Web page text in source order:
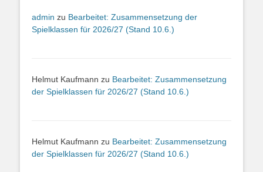
admin zu Bearbeitet: Zusammensetzung der
Spielklassen für 2026/27 (Stand 10.6.)
Helmut Kaufmann zu Bearbeitet: Zusammensetzung
der Spielklassen für 2026/27 (Stand 10.6.)
Helmut Kaufmann zu Bearbeitet: Zusammensetzung
der Spielklassen für 2026/27 (Stand 10.6.)